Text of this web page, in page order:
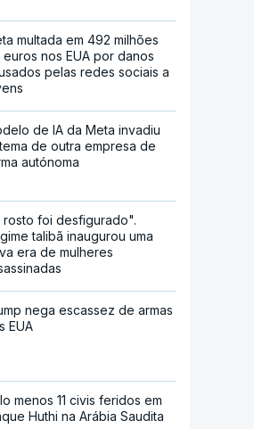
multada em 492 milhões
nos EUA por danos
pelas redes sociais a
de IA da Meta invadiu
de outra empresa de
autónoma
rosto foi desfigurado".
talibã inaugurou uma
era de mulheres
nega escassez de armas
EUA
menos 11 civis feridos em
Huthi na Arábia Saudita